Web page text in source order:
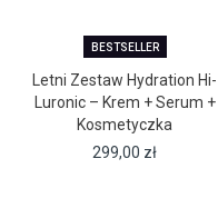
BESTSELLER
Letni Zestaw Hydration Hi-
Luronic – Krem + Serum +
Kosmetyczka
299,00 zł